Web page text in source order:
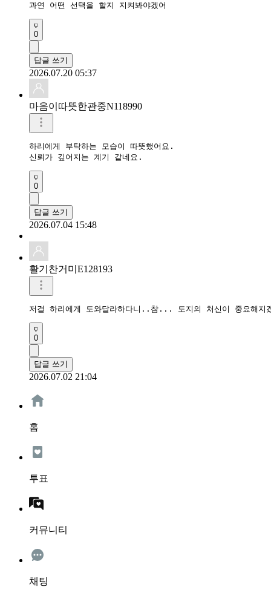
과연 어떤 선택을 할지 지켜봐야겠어
0
답글 쓰기
2026.07.20 05:37
마음이따뜻한관중N118990
하리에게 부탁하는 모습이 따뜻했어요.
신뢰가 깊어지는 계기 같네요.
0
답글 쓰기
2026.07.04 15:48
활기찬거미E128193
저걸 하리에게 도와달라하다니..참... 도지의 처신이 중요해지
0
답글 쓰기
2026.07.02 21:04
홈
투표
커뮤니티
채팅